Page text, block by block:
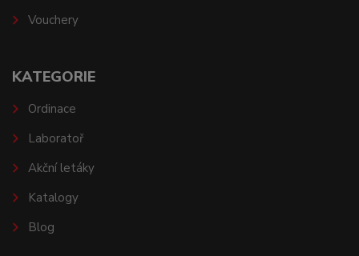
Vouchery
KATEGORIE
Ordinace
Laboratoř
Akční letáky
Katalogy
Blog